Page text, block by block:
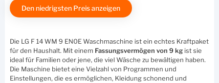
Den niedrigsten Preis anzeigen
Die LG F 14 WM 9 EN0E Waschmaschine ist ein echtes Kraftpaket
für den Haushalt. Mit einem Fassungsvermögen von 9 kg ist sie
ideal für Familien oder jene, die viel Wäsche zu bewältigen haben.
Die Maschine bietet eine Vielzahl von Programmen und
Einstellungen, die es ermöglichen, Kleidung schonend und